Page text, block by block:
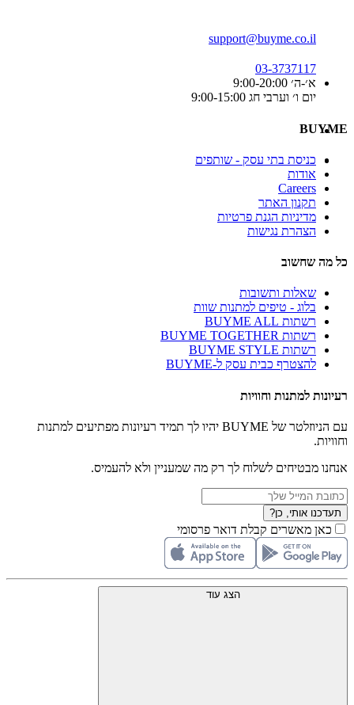
support@buyme.co.il
03-3737117
א׳-ה׳ 9:00-20:00
יום ו׳ וערבי חג 9:00-15:00
BUYME
כניסת בתי עסק - שותפים
אודות
Careers
תקנון האתר
מדיניות הגנת פרטיות
הצהרת נגישות
כל מה שחשוב
שאלות ותשובות
בלוג - טיפים למתנות שוות
רשתות BUYME ALL
רשתות BUYME TOGETHER
רשתות BUYME STYLE
להצטרף כבית עסק ל-BUYME
רעיונות למתנות וחוויות
עם הניוזלטר של BUYME יהיו לך תמיד רעיונות מפתיעים למתנות
וחוויות.
אנחנו מבטיחים לשלוח לך רק מה שמעניין ולא להעמיס.
תעדכנו אותי, כן?
כאן מאשרים קבלת דואר פרסומי
הצג עוד